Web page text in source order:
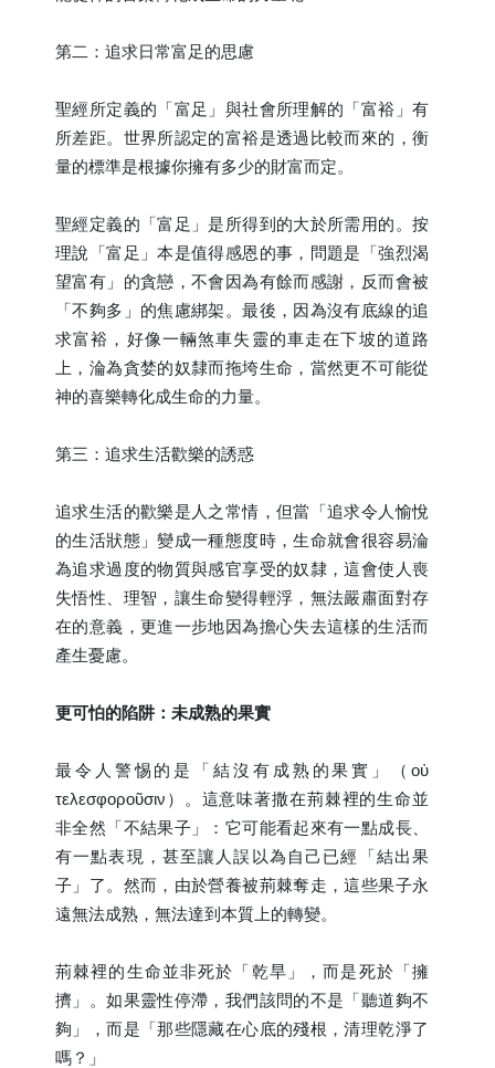
第二：追求日常富足的思慮
聖經所定義的「富足」與社會所理解的「富裕」有
所差距。世界所認定的富裕是透過比較而來的，衡
量的標準是根據你擁有多少的財富而定。
聖經定義的「富足」是所得到的大於所需用的。按
理說「富足」本是值得感恩的事，問題是「強烈渴
望富有」的貪戀，不會因為有餘而感謝，反而會被
「不夠多」的焦慮綁架。最後，因為沒有底線的追
求富裕，好像一輛煞車失靈的車走在下坡的道路
上，淪為貪婪的奴隸而拖垮生命，當然更不可能從
神的喜樂轉化成生命的力量。
第三：追求生活歡樂的誘惑
追求生活的歡樂是人之常情，但當「追求令人愉悅
的生活狀態」變成一種態度時，生命就會很容易淪
為追求過度的物質與感官享受的奴隸，這會使人喪
失悟性、理智，讓生命變得輕浮，無法嚴肅面對存
在的意義，更進一步地因為擔心失去這樣的生活而
產生憂慮。
更可怕的陷阱：未成熟的果實
最令人警惕的是「結沒有成熟的果實」（οὐ
τελεσφοροῦσιν）。這意味著撒在荊棘裡的生命並
非全然「不結果子」：它可能看起來有一點成長、
有一點表現，甚至讓人誤以為自己已經「結出果
子」了。然而，由於營養被荊棘奪走，這些果子永
遠無法成熟，無法達到本質上的轉變。
荊棘裡的生命並非死於「乾旱」，而是死於「擁
擠」。如果靈性停滯，我們該問的不是「聽道夠不
夠」，而是「那些隱藏在心底的殘根，清理乾淨了
嗎？」